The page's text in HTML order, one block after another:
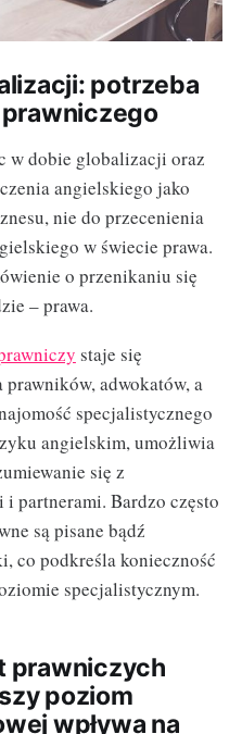
potrzeba
w dobie globalizacji oraz
angielskiego jako
nie do przecenienia
w świecie prawa.
o przenikaniu się
– prawa.
staje się
adwokatów, a
specjalistycznego
angielskim, umożliwia
się z
partnerami. Bardzo często
są pisane bądź
co podkreśla konieczność
specjalistycznym.
prawniczych
poziom
wpływa na